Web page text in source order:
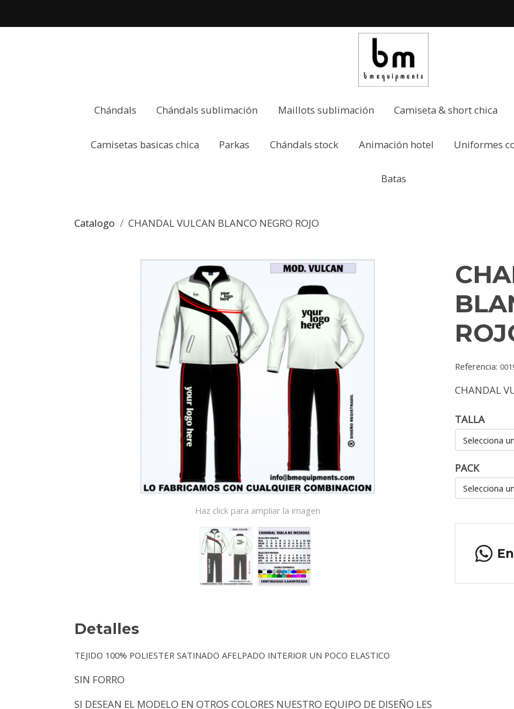
Chándals Chándals sublimación Maillots sublimación Camiseta & short chica
Camisetas basicas chica Parkas Chándals stock Animación hotel Uniformes
Batas
Catalogo CHANDAL VULCAN BLANCO NEGRO ROJO
Haz click para ampliar la imagen
Detalles
TEJIDO 100% POLIESTER SATINADO AFELPADO INTERIOR UN POCO ELASTICO
SIN FORRO
SI DESEAN EL MODELO EN OTROS COLORES NUESTRO EQUIPO DE DISEÑO LES
Referencia:
CHANDAL
TALLA
Selecciona
PACK
Selecciona